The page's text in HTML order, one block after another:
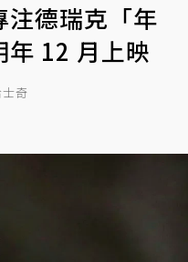
注德瑞克「年
12 月上映
奇